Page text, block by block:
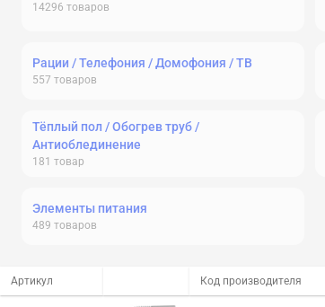
14296 товаров
Рации / Телефония / Домофония / ТВ
557 товаров
Тёплый пол / Обогрев труб /
Антиоблединение
181 товар
Элементы питания
489 товаров
Артикул Код производителя